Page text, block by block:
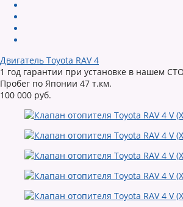
Двигатель Toyota RAV 4
1 год гарантии при установке в нашем
Пробег по Японии 47 т.км.
100 000 руб.